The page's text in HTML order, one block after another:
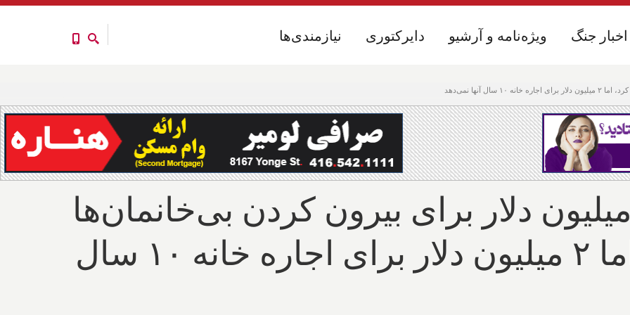
نیازمندی‌ها دایرکتوری ویژه‌نامه و آرشیو اخبار جنگ نیازمندی‌ها دایرکتوری ویژه‌نامه و آرشیو اخبار جنگ
شهرداری تورنتو ۲ میلیون دلار برای بیرون کردن بی‌خانمان‌ها
از پارک خرج کرد، اما ۲ میلیون دلار برای اجاره خانه ۱۰ سال